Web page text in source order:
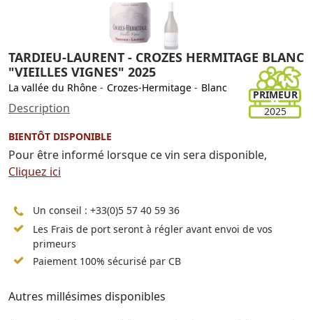
TARDIEU-LAURENT - CROZES HERMITAGE BLANC
"VIEILLES VIGNES" 2025
La vallée du Rhône - Crozes-Hermitage - Blanc
PRIMEUR
2025
Description
BIENTÔT DISPONIBLE
Pour être informé lorsque ce vin sera disponible,
Cliquez ici
Un conseil : +33(0)5 57 40 59 36
Les Frais de port seront à régler avant envoi de vos
primeurs
Paiement 100% sécurisé par CB
Autres millésimes disponibles